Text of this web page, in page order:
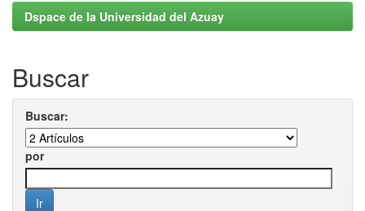
Dspace de la Universidad del Azuay
Buscar
Buscar:
por